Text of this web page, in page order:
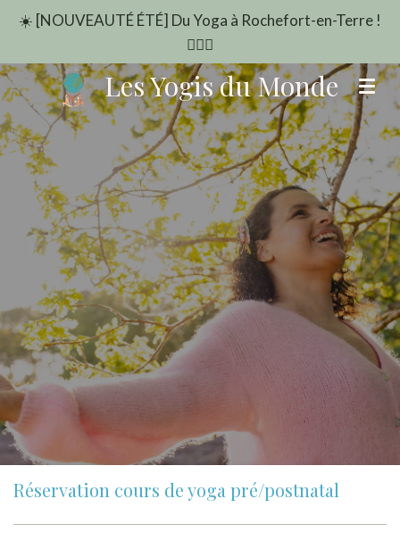
Passer
contenu
principal
Les Yogis du Monde
☀️ [NOUVEAUTÉ ÉTÉ] Du Yoga à Rochefort-en-Terre !
🧘‍♂️✨
Réservation cours de yoga pré/postnatal